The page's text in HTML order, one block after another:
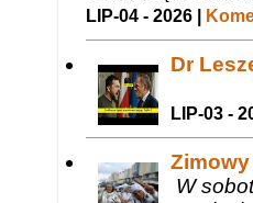
LIP-04 - 2026 |
Dr
LIP-03 -
W